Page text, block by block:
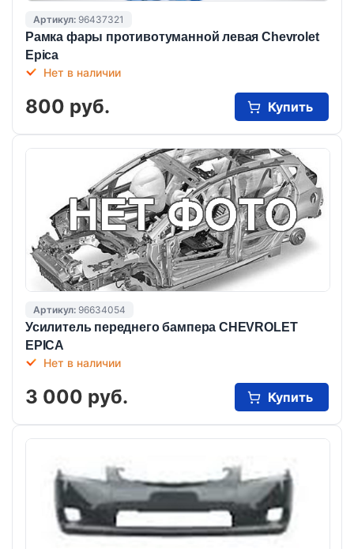
Артикул: 96437321
Рамка фары противотуманной левая Chevrolet
Epica
Нет в наличии
800 руб. Купить
Артикул: 96634054
Усилитель переднего бампера CHEVROLET
EPICA
Нет в наличии
3 000 руб. Купить